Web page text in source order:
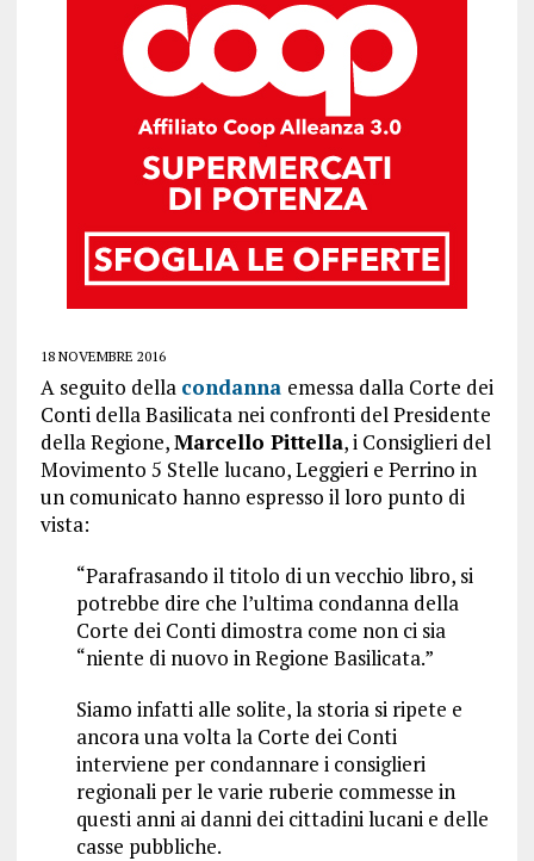
18 NOVEMBRE 2016
A seguito della condanna emessa dalla Corte dei
Conti della Basilicata nei confronti del Presidente
della Regione,Marcello Pittella, i Consiglieri del
Movimento 5 Stelle lucano, Leggieri e Perrino in
un comunicato hanno espresso il loro punto di
vista:
“Parafrasando il titolo di un vecchio libro, si
potrebbe dire che l’ultima condanna della
Corte dei Conti dimostra come non ci sia
“niente di nuovo in Regione Basilicata.”
Siamo infatti alle solite, la storia si ripete e
ancora una volta la Corte dei Conti
interviene per condannare i consiglieri
regionali per le varie ruberie commesse in
questi anni ai danni dei cittadini lucani e delle
casse pubbliche.